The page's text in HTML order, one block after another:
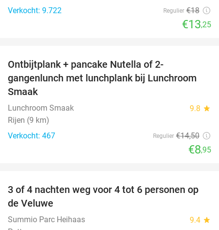
Verkocht: 9.722
Regulier €18
€13,25
Ontbijtplank + pancake Nutella of 2-
gangenlunch met lunchplank bij Lunchroom
Smaak
Lunchroom Smaak 9.8 star
Rijen (9 km)
Verkocht: 467
Regulier €14,50
€8,95
3 of 4 nachten weg voor 4 tot 6 personen op
de Veluwe
Summio Parc Heihaas 9.4 star